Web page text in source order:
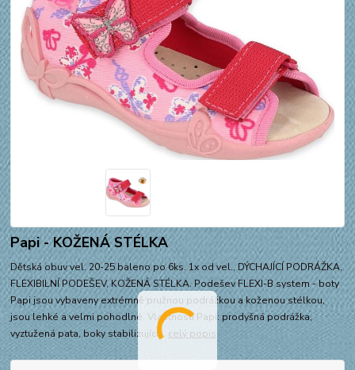
Papi - KOŽENÁ STÉLKA
Dětská obuv vel. 20-25 baleno po 6ks. 1x od vel., DÝCHAJÍCÍ PODRÁŽKA,
FLEXIBILNÍ PODEŠEV, KOŽENÁ STÉLKA. Podešev FLEXI-B system - boty
Papi jsou vybaveny extrémně pružnou podrážkou a koženou stélkou,
jsou lehké a velmi pohodlné. Vlastnosti Papi: prodyšná podrážka,
vyztužená pata, boky stabilizující... celý popis